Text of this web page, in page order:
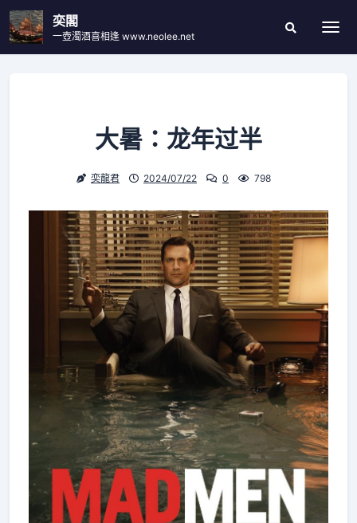
Skip
to
content
奕閣
一壺濁酒喜相逢 www.neolee.net
大暑：龙年过半
奕龍君 2024/07/22 0 798